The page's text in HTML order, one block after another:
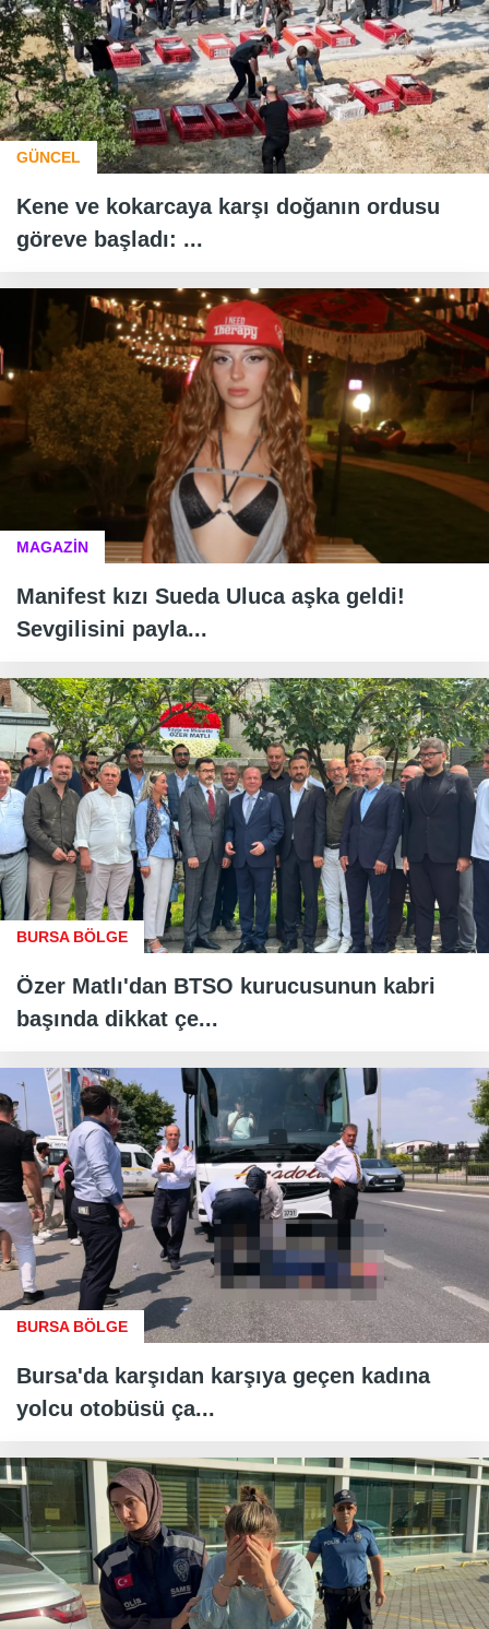
GÜNCEL
Kene ve kokarcaya karşı doğanın ordusu
göreve başladı: ...
MAGAZİN
Manifest kızı Sueda Uluca aşka geldi!
Sevgilisini payla...
BURSA BÖLGE
Özer Matlı'dan BTSO kurucusunun kabri
başında dikkat çe...
BURSA BÖLGE
Bursa'da karşıdan karşıya geçen kadına
yolcu otobüsü ça...